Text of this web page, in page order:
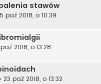
stawów
paź 2018, o 10:39
2018, o 13:28
23 paź 2018, o 13:32